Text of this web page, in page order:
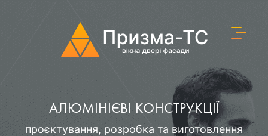
АЛЮМІНІЄВІ КОНСТРУКЦІЇ
проєктування, розробка та виготовлення